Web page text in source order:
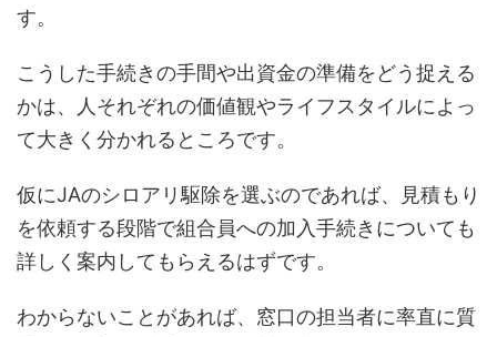
す。
こうした手続きの手間や出資金の準備をどう捉える
かは、人それぞれの価値観やライフスタイルによっ
て大きく分かれるところです。
仮にJAのシロアリ駆除を選ぶのであれば、見積もり
を依頼する段階で組合員への加入手続きについても
詳しく案内してもらえるはずです。
わからないことがあれば、窓口の担当者に率直に質